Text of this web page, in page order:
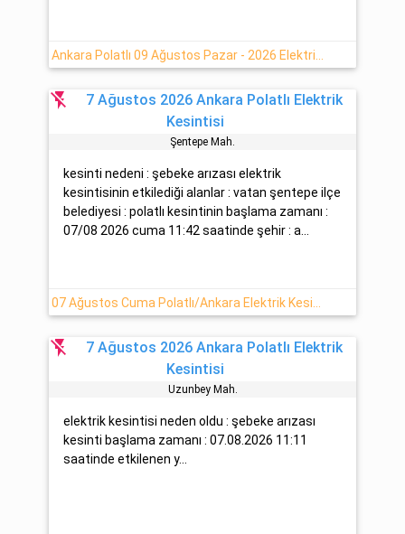
flash_off
7 Ağustos 2026 Ankara Polatlı Elektrik
Kesintisi
Şentepe Mah.
kesinti nedeni : şebeke arızası elektrik
kesintisinin etkilediği alanlar : vatan şentepe ilçe
belediyesi : polatlı kesintinin başlama zamanı :
07/08 2026 cuma 11:42 saatinde şehir : a...
flash_off
7 Ağustos 2026 Ankara Polatlı Elektrik
Kesintisi
Uzunbey Mah.
elektrik kesintisi neden oldu : şebeke arızası
kesinti başlama zamanı : 07.08.2026 11:11
saatinde etkilenen y...